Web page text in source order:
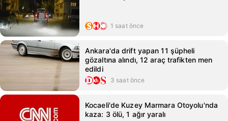
1 saat önce
Ankara'da drift yapan 11 şüpheli
gözaltına alındı, 12 araç trafikten men
edildi
3 saat önce
Kocaeli'de Kuzey Marmara Otoyolu'nda
kaza: 3 ölü, 1 ağır yaralı